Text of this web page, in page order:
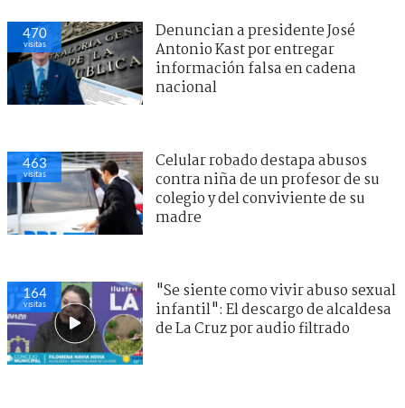
470
visitas
Denuncian a presidente José
Antonio Kast por entregar
información falsa en cadena
nacional
463
visitas
Celular robado destapa abusos
contra niña de un profesor de su
colegio y del conviviente de su
madre
164
visitas
"Se siente como vivir abuso sexual
infantil": El descargo de alcaldesa
de La Cruz por audio filtrado